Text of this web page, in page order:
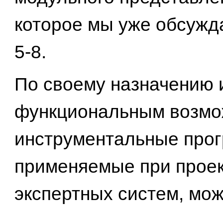
которое мы уже
5-8.
По своему назначению
функциональным
инструментальные
применяемые при
экспертных систем,